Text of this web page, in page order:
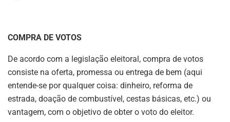
COMPRA DE VOTOS
De acordo com a legislação eleitoral, compra de votos
consiste na oferta, promessa ou entrega de bem (aqui
entende-se por qualquer coisa: dinheiro, reforma de
estrada, doação de combustível, cestas básicas, etc.) ou
vantagem, com o objetivo de obter o voto do eleitor.